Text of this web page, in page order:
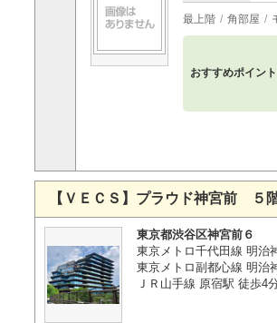
最上階 角部屋
おすすめポイント
【ＶＥＣＳ】プラウド神宮前 ５
東京都渋谷区神宮前６
東京メトロ千代田線 明治
東京メトロ副都心線 明治
ＪＲ山手線 原宿駅 徒歩4